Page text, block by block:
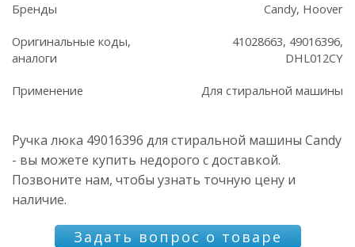
Бренды Candy, Hoover
Оригинальные коды,
аналоги
41028663, 49016396,
DHL012CY
Применение Для стиральной машины
Ручка люка 49016396 для стиральной машины Candy
- вы можете купить недорого с доставкой.
Позвоните нам, чтобы узнать точную цену и
наличие.
Задать вопрос о товаре